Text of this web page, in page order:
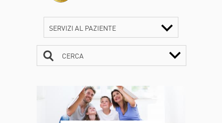
SERVIZI AL PAZIENTE
CERCA